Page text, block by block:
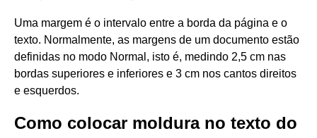
Uma margem é o intervalo entre a borda da página e o
texto. Normalmente, as margens de um documento estão
definidas no modo Normal, isto é, medindo 2,5 cm nas
bordas superiores e inferiores e 3 cm nos cantos direitos
e esquerdos.
Como colocar moldura no texto do